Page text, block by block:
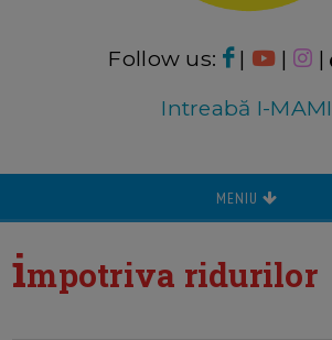
Follow us: | | |
Intreabă I-MAMI
MENIU
impotriva ridurilor